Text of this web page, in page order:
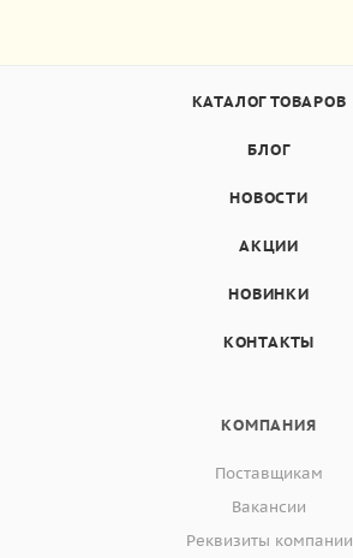
КАТАЛОГ ТОВАРОВ
БЛОГ
НОВОСТИ
АКЦИИ
НОВИНКИ
КОНТАКТЫ
КОМПАНИЯ
Поставщикам
Вакансии
Реквизиты компании